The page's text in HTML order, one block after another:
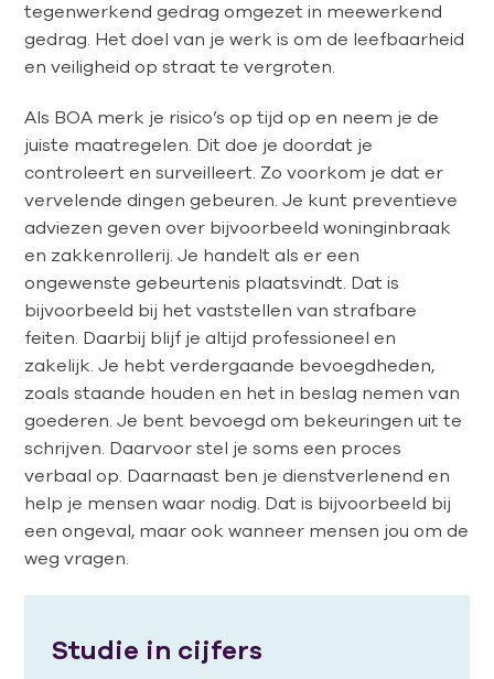
tegenwerkend gedrag omgezet in meewerkend
gedrag. Het doel van je werk is om de leefbaarheid
en veiligheid op straat te vergroten.
Als BOA merk je risico’s op tijd op en neem je de
juiste maatregelen. Dit doe je doordat je
controleert en surveilleert. Zo voorkom je dat er
vervelende dingen gebeuren. Je kunt preventieve
adviezen geven over bijvoorbeeld woninginbraak
en zakkenrollerij. Je handelt als er een
ongewenste gebeurtenis plaatsvindt. Dat is
bijvoorbeeld bij het vaststellen van strafbare
feiten. Daarbij blijf je altijd professioneel en
zakelijk. Je hebt verdergaande bevoegdheden,
zoals staande houden en het in beslag nemen van
goederen. Je bent bevoegd om bekeuringen uit te
schrijven. Daarvoor stel je soms een proces
verbaal op. Daarnaast ben je dienstverlenend en
help je mensen waar nodig. Dat is bijvoorbeeld bij
een ongeval, maar ook wanneer mensen jou om de
weg vragen.
Studie in cijfers